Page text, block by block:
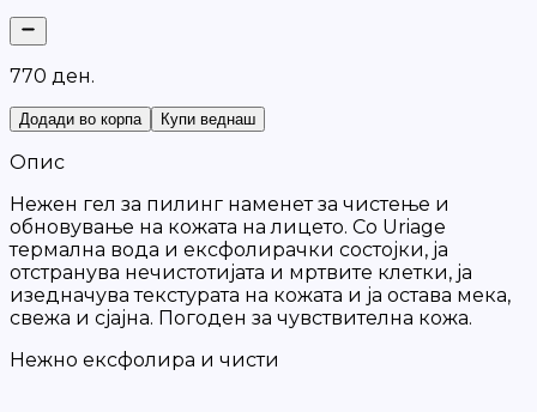
770 ден.
Додади во корпа Купи веднаш
Опис
Нежен гел за пилинг наменет за чистење и
обновување на кожата на лицето. Со Uriage
термална вода и ексфолирачки состојки, ја
отстранува нечистотијата и мртвите клетки, ја
изедначува текстурата на кожата и ја остава мека,
свежа и сјајна. Погоден за чувствителна кожа.
Нежно ексфолира и чисти